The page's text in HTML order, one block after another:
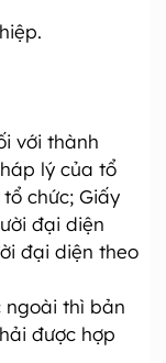
với thành
lý của tổ
chức; Giấy
đại diện
đại diện theo
ngoài thì bản
được hợp